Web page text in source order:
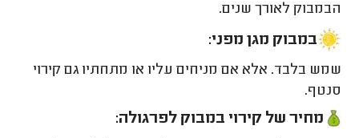
הבמבוק לאורך שנים.
במבוק מגן מפני:
שמש בלבד. אלא אם מניחים עליו או מתחתיו גם קירוי
סנטף.
מחיר של קירוי במבוק לפרגולה: